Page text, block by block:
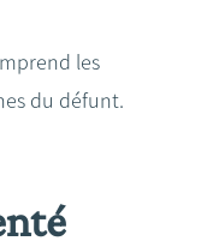
les
du défunt.